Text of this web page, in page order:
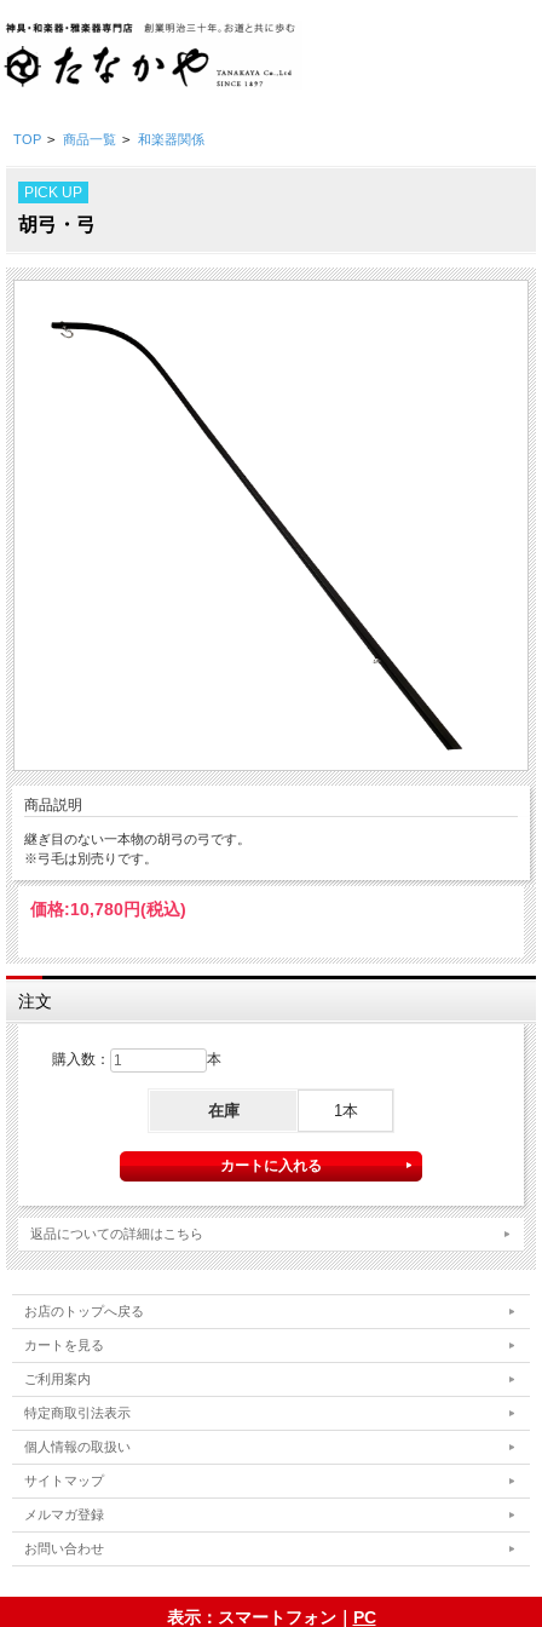
TOP > 商品一覧 > 和楽器関係
PICK UP
胡弓・弓
商品説明
継ぎ目のない一本物の胡弓の弓です。
※弓毛は別売りです。
価格:10,780円(税込)
注文
購入数： 本
在庫 1本
返品についての詳細はこちら
お店のトップへ戻る
カートを見る
ご利用案内
特定商取引法表示
個人情報の取扱い
サイトマップ
メルマガ登録
お問い合わせ
表示：スマートフォン｜ PC